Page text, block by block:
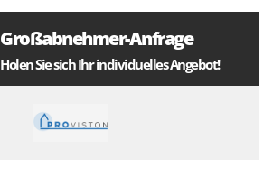
Großabnehmer-Anfrage
Holen Sie sich Ihr individuelles Angebot!